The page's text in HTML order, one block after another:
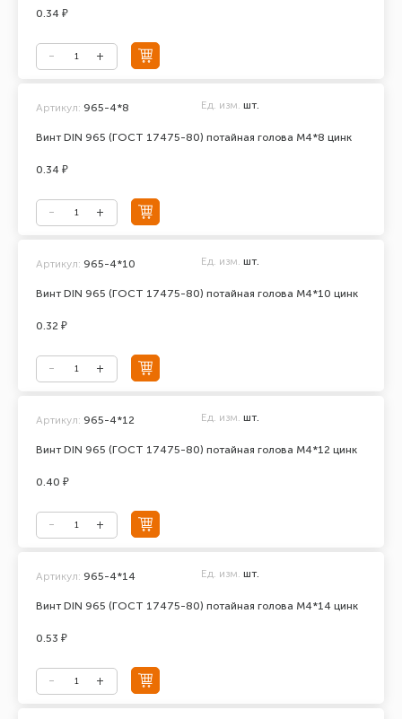
0.34 ₽
Винт DIN 965 (ГОСТ 17475-80) потайная голова М4*8 цинк
Артикул: 965-4*8 Ед. изм. шт.
0.34 ₽
Винт DIN 965 (ГОСТ 17475-80) потайная голова М4*10 цинк
Артикул: 965-4*10 Ед. изм. шт.
0.32 ₽
Винт DIN 965 (ГОСТ 17475-80) потайная голова М4*12 цинк
Артикул: 965-4*12 Ед. изм. шт.
0.40 ₽
Винт DIN 965 (ГОСТ 17475-80) потайная голова М4*14 цинк
Артикул: 965-4*14 Ед. изм. шт.
0.53 ₽